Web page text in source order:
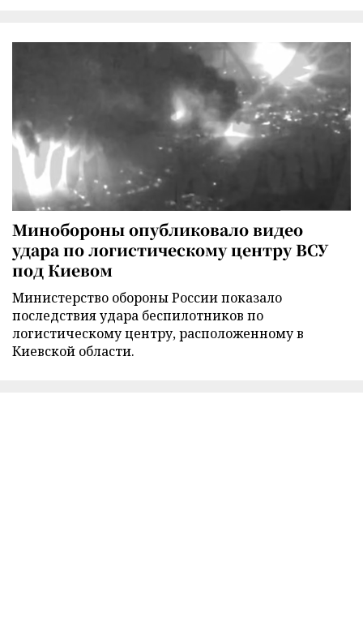
Минобороны опубликовало видео
удара по логистическому центру ВСУ
под Киевом
Министерство обороны России показало
последствия удара беспилотников по
логистическому центру, расположенному в
Киевской области.